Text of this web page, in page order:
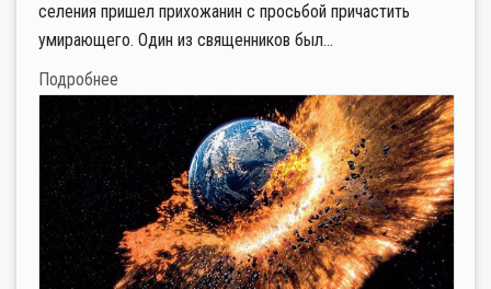
селения пришел прихожанин с просьбой причастить
умирающего. Один из священников был...
Подробнее